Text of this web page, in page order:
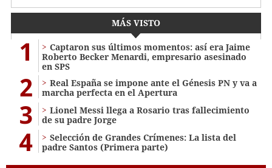
MÁS VISTO
1
Captaron sus últimos momentos: así era Jaime
Roberto Becker Menardi​​​, empresario asesinado
en SPS
2
Real España se impone ante el Génesis PN y va a
marcha perfecta en el Apertura
3
Lionel Messi llega a Rosario tras fallecimiento
de su padre Jorge
4
Selección de Grandes Crímenes: La lista del
padre Santos (Primera parte)